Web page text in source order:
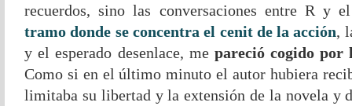
recuerdos, sino las conversaciones entre R y
tramo donde se concentra el cenit de la acción,
y el esperado desenlace, me pareció cogido por
Como si en el último minuto el autor hubiera
limitaba su libertad y la extensión de la novela y